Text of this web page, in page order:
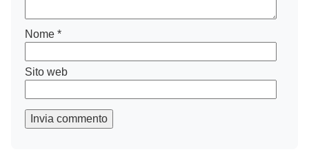
Nome *
Sito web
Invia commento